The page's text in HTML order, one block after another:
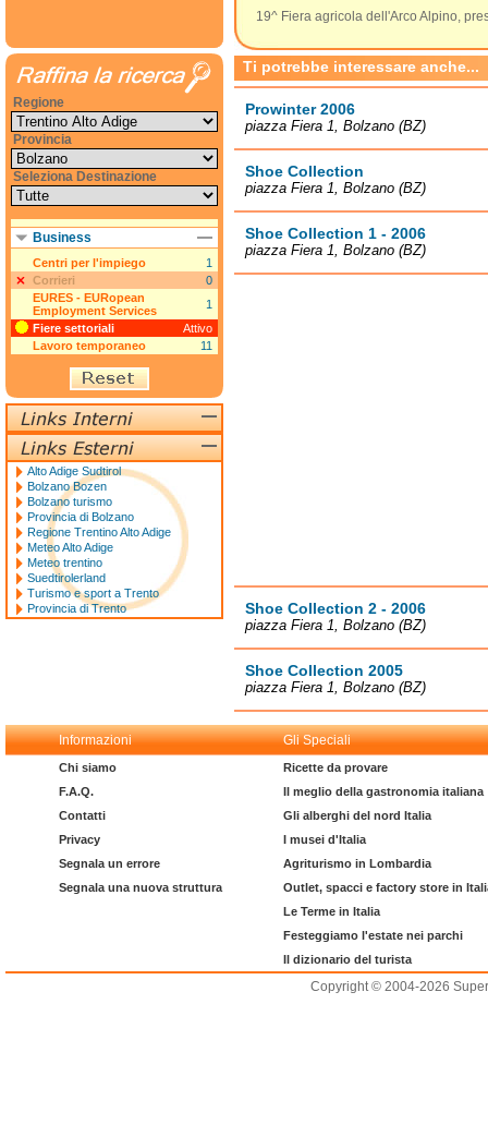
19^ Fiera agricola dell'Arco Alpino,
Ti potrebbe interessare anche...
Prowinter 2006
piazza Fiera 1, Bolzano (BZ)
Shoe Collection
piazza Fiera 1, Bolzano (BZ)
Shoe Collection 1 - 2006
piazza Fiera 1, Bolzano (BZ)
Shoe Collection 2 - 2006
piazza Fiera 1, Bolzano (BZ)
Shoe Collection 2005
piazza Fiera 1, Bolzano (BZ)
Regione
Provincia
Seleziona Destinazione
Business
Centri per l'impiego
1
Corrieri
0
EURES - EURopean
Employment Services
1
Fiere settoriali
Attivo
Lavoro temporaneo
11
Alto Adige Sudtirol
Bolzano Bozen
Bolzano turismo
Provincia di Bolzano
Regione Trentino Alto Adige
Meteo Alto Adige
Meteo trentino
Suedtirolerland
Turismo e sport a Trento
Provincia di Trento
Informazioni Gli Speciali
Chi siamo
F.A.Q.
Contatti
Privacy
Segnala un errore
Segnala una nuova struttura
Ricette da provare
Il meglio della gastronomia italiana
Gli alberghi del nord Italia
I musei d'Italia
Agriturismo in Lombardia
Outlet, spacci e factory store in
Le Terme in Italia
Festeggiamo l'estate nei parchi
Il dizionario del turista
Copyright © 2004-2026